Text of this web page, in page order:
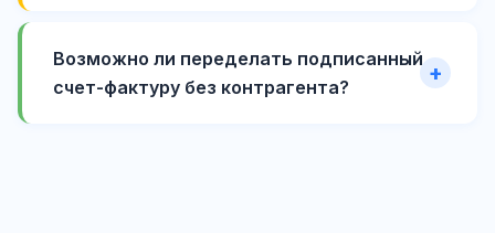
Возможно ли переделать подписанный
счет-фактуру без контрагента?